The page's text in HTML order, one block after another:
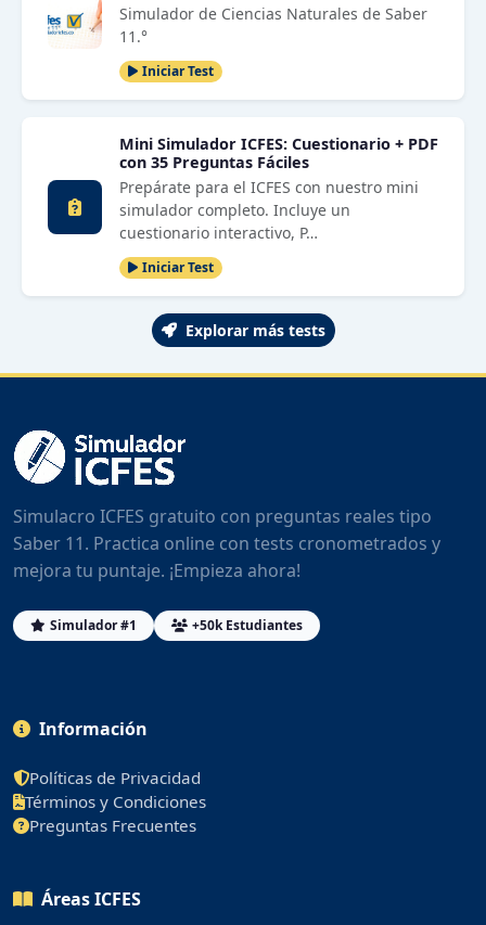
Simulador de Ciencias Naturales de Saber
11.°
Iniciar Test
Mini Simulador ICFES: Cuestionario + PDF
con 35 Preguntas Fáciles
Prepárate para el ICFES con nuestro mini
simulador completo. Incluye un
cuestionario interactivo, P…
Iniciar Test
Explorar más tests
Simulacro ICFES gratuito con preguntas reales tipo
Saber 11. Practica online con tests cronometrados y
mejora tu puntaje. ¡Empieza ahora!
Simulador #1 +50k Estudiantes
Información
Políticas de Privacidad
Términos y Condiciones
Preguntas Frecuentes
Áreas ICFES